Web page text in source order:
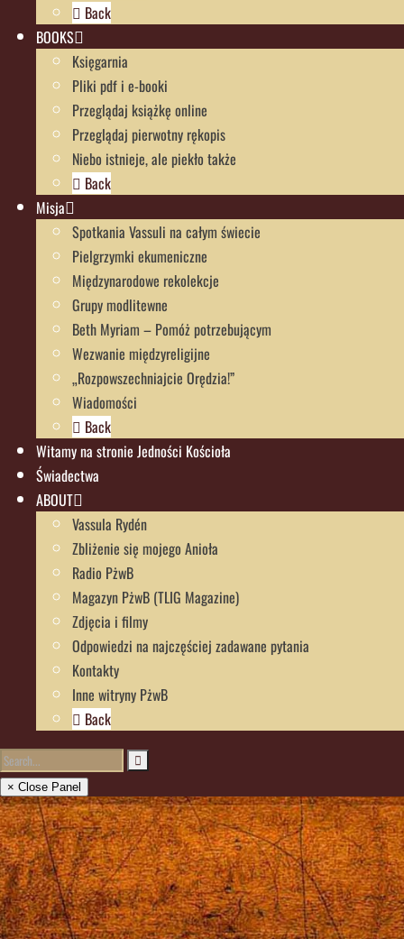
Back
BOOKS
Księgarnia
Pliki pdf i e-booki
Przeglądaj książkę online
Przeglądaj pierwotny rękopis
Niebo istnieje, ale piekło także
Back
Misja
Spotkania Vassuli na całym świecie
Pielgrzymki ekumeniczne
Międzynarodowe rekolekcje
Grupy modlitewne
Beth Myriam – Pomóż potrzebującym
Wezwanie międzyreligijne
„Rozpowszechniajcie Orędzia!”
Wiadomości
Back
Witamy na stronie Jedności Kościoła
Świadectwa
ABOUT
Vassula Rydén
Zbliżenie się mojego Anioła
Radio PżwB
Magazyn PżwB (TLIG Magazine)
Zdjęcia i filmy
Odpowiedzi na najczęściej zadawane pytania
Kontakty
Inne witryny PżwB
Back
× Close Panel